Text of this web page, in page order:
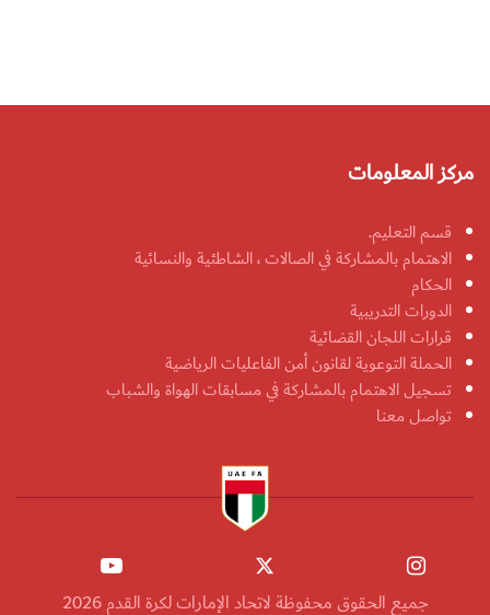
مركز المعلومات
قسم التعليم.
الاهتمام بالمشاركة في الصالات ، الشاطئية والنسائية
الحكام
الدورات التدريبية
قرارات اللجان القضائية
الحملة التوعوية لقانون أمن الفاعليات الرياضية
تسجيل الاهتمام بالمشاركة في مسابقات الهواة والشباب
تواصل معنا
جميع الحقوق محفوظة لاتحاد الإمارات لكرة القدم 2026